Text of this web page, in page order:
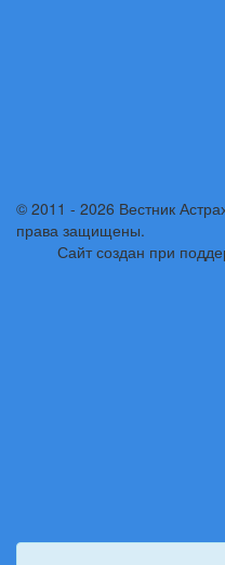
© 2011 - 2026 Вестник
права защищены.
Сайт создан при